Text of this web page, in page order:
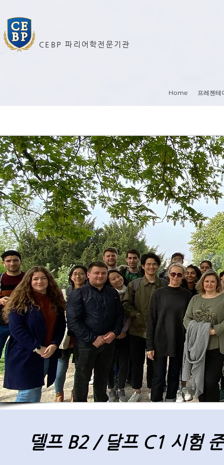
CEBP 파리어학전문기관
Home 프레젠테
델프 B2 / 달프 C1 시험